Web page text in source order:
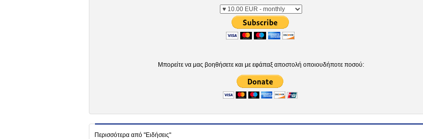
Μπορείτε να μας βοηθήσετε και με εφάπαξ αποστολή οποιουδήποτε ποσού:
Περισσότερα από "Ειδήσεις"